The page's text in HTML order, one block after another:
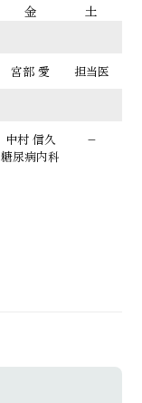
金
土
宮部 愛 担当医
中村 信久
糖尿病内科
–